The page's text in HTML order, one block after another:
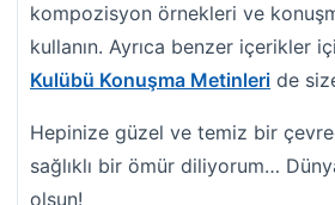
kompozisyon örnekleri ve
kullanın. Ayrıca benzer içerikler
Kulübü Konuşma Metinleri de
Hepinize güzel ve temiz bir
sağlıklı bir ömür diliyorum…
olsun!